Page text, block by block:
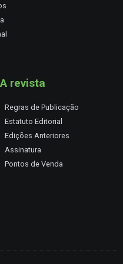
A revista
Regras de Publicação
Estatuto Editorial
Edições Anteriores
Assinatura
Pontos de Venda